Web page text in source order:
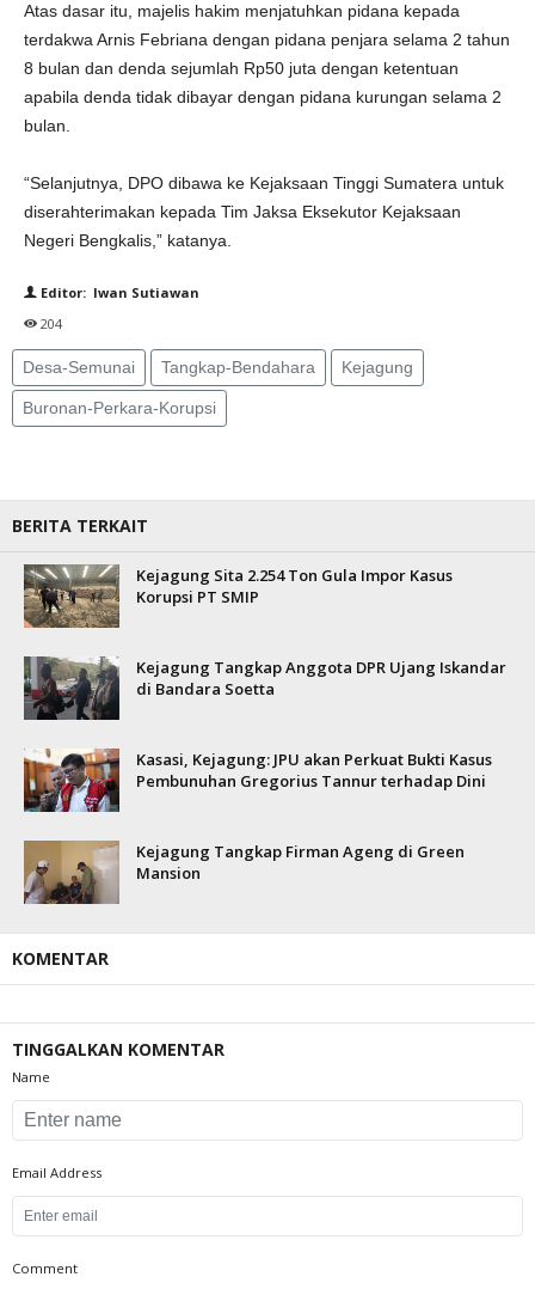
Atas dasar itu, majelis hakim menjatuhkan pidana kepada
terdakwa Arnis Febriana dengan pidana penjara selama 2 tahun
8 bulan dan denda sejumlah Rp50 juta dengan ketentuan
apabila denda tidak dibayar dengan pidana kurungan selama 2
bulan.
“Selanjutnya, DPO dibawa ke Kejaksaan Tinggi Sumatera untuk
diserahterimakan kepada Tim Jaksa Eksekutor Kejaksaan
Negeri Bengkalis,” katanya.
Editor: Iwan Sutiawan
204
Desa-Semunai Tangkap-Bendahara Kejagung
Buronan-Perkara-Korupsi
BERITA TERKAIT
Kejagung Sita 2.254 Ton Gula Impor Kasus
Korupsi PT SMIP
Kejagung Tangkap Anggota DPR Ujang Iskandar
di Bandara Soetta
Kasasi, Kejagung: JPU akan Perkuat Bukti Kasus
Pembunuhan Gregorius Tannur terhadap Dini
Kejagung Tangkap Firman Ageng di Green
Mansion
KOMENTAR
TINGGALKAN KOMENTAR
Name
Email Address
Comment